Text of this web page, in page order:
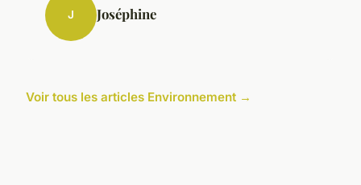
J Joséphine
Voir tous les articles Environnement →